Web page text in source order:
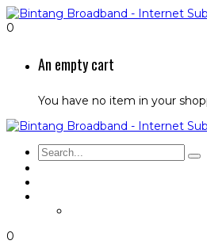
0
An empty cart
You have no item in your
0